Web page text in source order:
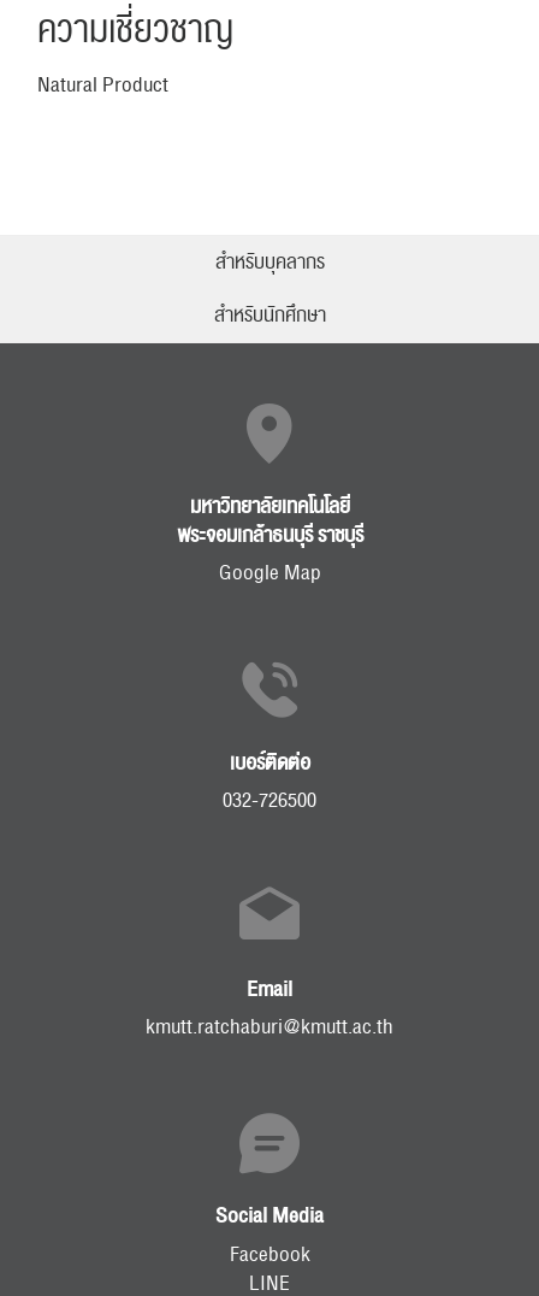
ค้นหา
สำหรับ:
ความเชี่ยวชาญ
Natural Product
สำหรับบุคลากร
สำหรับนักศึกษา
มหาวิทยาลัยเทคโนโลยี
พระจอมเกล้าธนบุรี ราชบุรี
Google Map
เบอร์ติดต่อ
032-726500
Email
kmutt.ratchaburi@kmutt.ac.th
Social Media
Facebook
LINE
RC Activity
ส่งข่าวประชาสัมพันธ์
ปฏิทิน
ส่งข่าวประชาสัมพันธ์
RC Activity